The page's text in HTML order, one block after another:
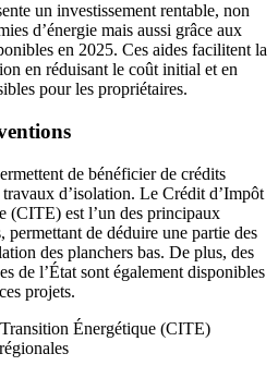
un investissement rentable, non
d’énergie mais aussi grâce aux
en 2025. Ces aides facilitent la
en réduisant le coût initial et en
pour les propriétaires.
de bénéficier de crédits
d’isolation. Le Crédit d’Impôt
(CITE) est l’un des principaux
permettant de déduire une partie des
des planchers bas. De plus, des
de l’État sont également disponibles
projets.
Énergétique (CITE)